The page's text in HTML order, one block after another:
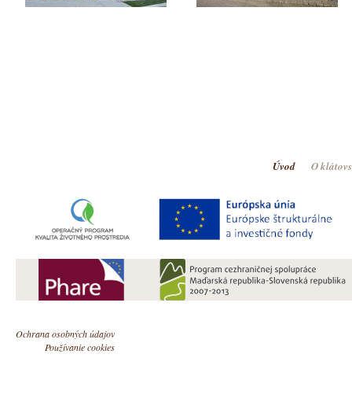
Úvod O
Ochrana osobných údajov
Používanie cookies